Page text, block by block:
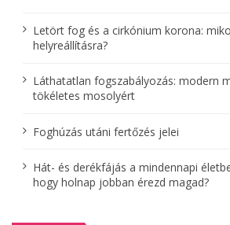
c
ó
Letört fog és a cirkónium korona:
helyreállításra?
Láthatatlan fogszabályozás: modern
tökéletes mosolyért
Foghúzás utáni fertőzés jelei
Hát- és derékfájás a mindennapi
hogy holnap jobban érezd magad?